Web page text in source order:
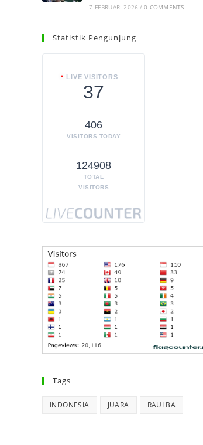
7 FEBRUARI 2026 / 0 COMMENTS
Statistik Pengunjung
LIVE VISITORS
37
406
VISITORS TODAY
124908
TOTAL
VISITORS
Tags
INDONESIA JUARA RAULBA